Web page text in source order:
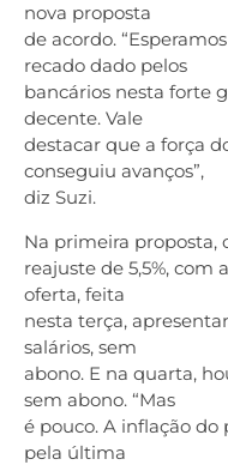
nova proposta
de acordo.
recado dado pelos
bancários nesta forte
decente. Vale
destacar que a força
conseguiu avanços”,
diz Suzi.
Na primeira proposta,
reajuste de 5,5%, com
oferta, feita
nesta terça,
salários, sem
abono. E na quarta,
sem abono. “Mas
é pouco. A inflação do
pela última